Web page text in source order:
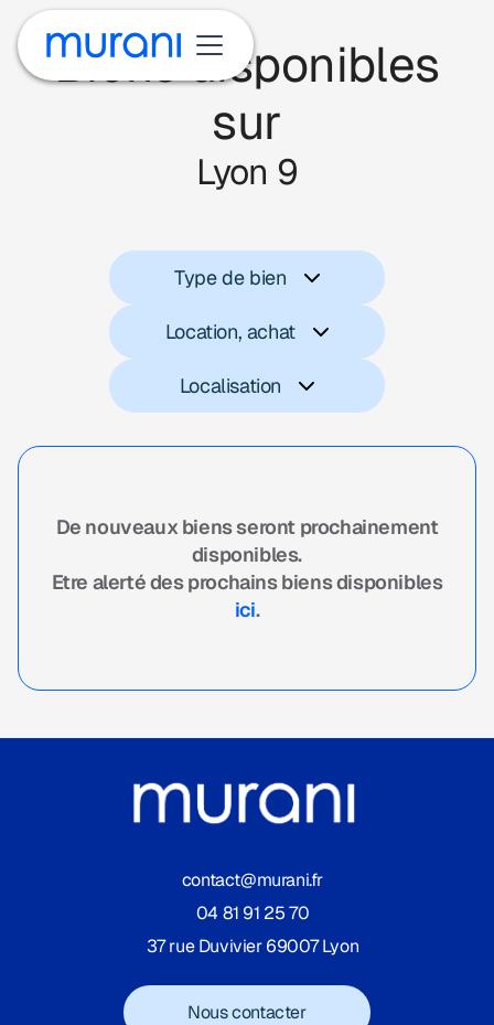
Biens disponibles
sur
Lyon 9
Type de bien
Location, achat
Localisation
De nouveaux biens seront prochainement
disponibles.
Etre alerté des prochains biens disponibles
ici.
contact@murani.fr
04 81 91 25 70
37 rue Duvivier 69007 Lyon
Nous contacter